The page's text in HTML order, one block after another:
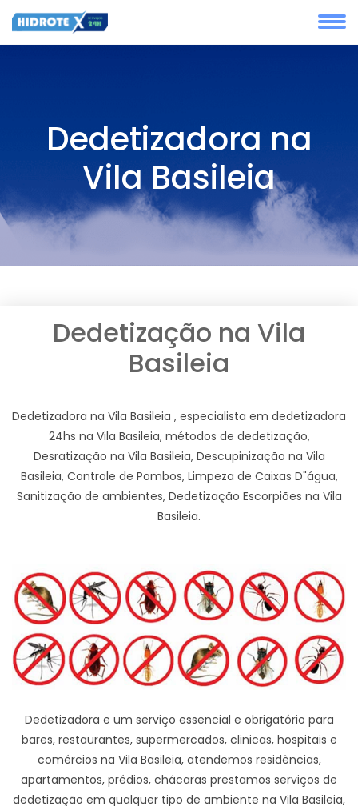
Dedetizadora na
Vila Basileia
Dedetização na Vila
Basileia
Dedetizadora na Vila Basileia , especialista em dedetizadora
24hs na Vila Basileia, métodos de dedetização,
Desratização na Vila Basileia, Descupinização na Vila
Basileia, Controle de Pombos, Limpeza de Caixas D"água,
Sanitização de ambientes, Dedetização Escorpiões na Vila
Basileia.
Dedetizadora e um serviço essencial e obrigatório para
bares, restaurantes, supermercados, clinicas, hospitais e
comércios na Vila Basileia, atendemos residências,
apartamentos, prédios, chácaras prestamos serviços de
dedetização em qualquer tipo de ambiente na Vila Basileia,